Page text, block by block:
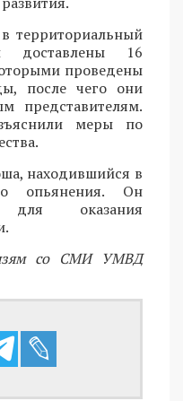
территориальный
доставлены 16
проведены
после чего они
представителям.
меры по
находившийся в
опьянения. Он
оказания
со СМИ УМВД